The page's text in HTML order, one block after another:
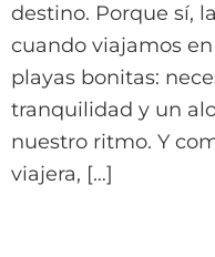
destino. Porque sí,
cuando viajamos
playas bonitas:
tranquilidad y un
nuestro ritmo. Y
viajera, […]